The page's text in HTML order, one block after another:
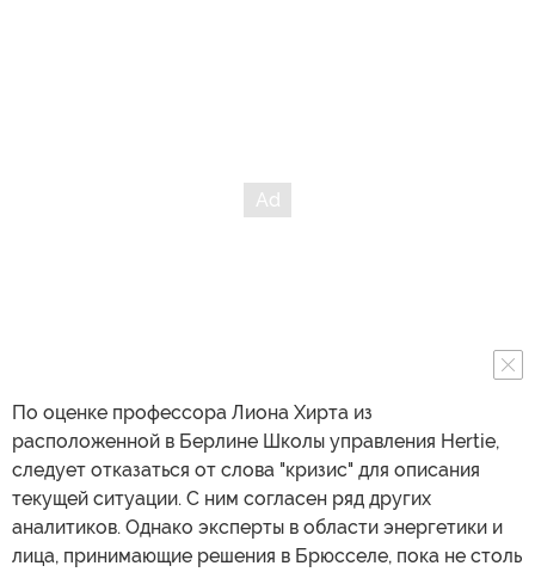
По оценке профессора Лиона Хирта из
расположенной в Берлине Школы управления Hertie,
следует отказаться от слова "кризис" для описания
текущей ситуации. С ним согласен ряд других
аналитиков. Однако эксперты в области энергетики и
лица, принимающие решения в Брюсселе, пока не столь